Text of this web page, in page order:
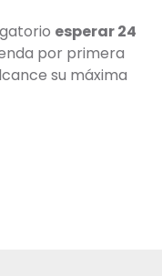
esperar 24
por primera
su máxima